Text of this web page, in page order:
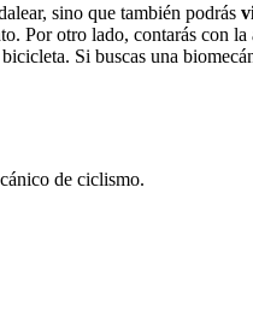
sino que también podrás
Por otro lado, contarás con la
Si buscas una
de ciclismo.